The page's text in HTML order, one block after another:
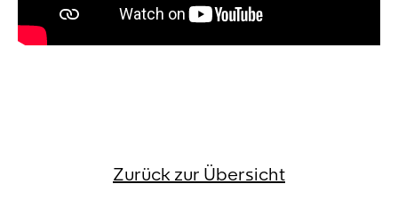
Zurück zur Übersicht